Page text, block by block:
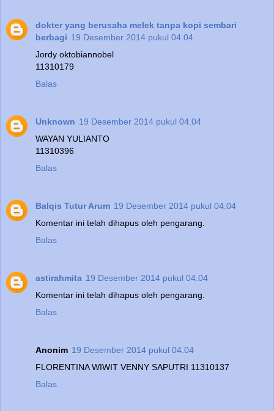
dokter yang berusaha melek tanpa kopi sembari
berbagi 19 Desember 2014 pukul 04.04
Jordy oktobiannobel
11310179
Balas
Unknown 19 Desember 2014 pukul 04.04
WAYAN YULIANTO
11310396
Balas
Balqis Tutur Arum 19 Desember 2014 pukul 04.04
Komentar ini telah dihapus oleh pengarang.
Balas
astirahmita 19 Desember 2014 pukul 04.04
Komentar ini telah dihapus oleh pengarang.
Balas
Anonim 19 Desember 2014 pukul 04.04
FLORENTINA WIWIT VENNY SAPUTRI 11310137
Balas